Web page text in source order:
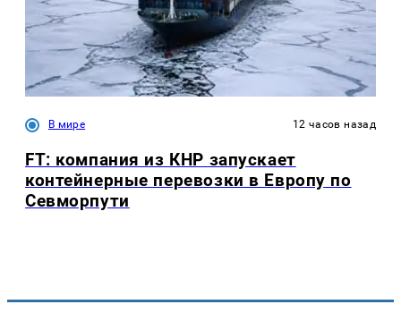
В мире 12 часов назад
FT: компания из КНР запускает
контейнерные перевозки в Европу по
Севморпути